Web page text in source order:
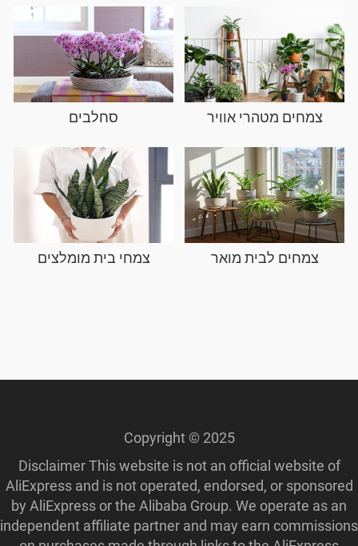
צמחים מטהרי אוויר סחלבים
צמחים לבית מואר צמחי בית מומלצים
Copyright © 2025
Disclaimer This website is not an official website of
AliExpress and is not operated, endorsed, or sponsored
by AliExpress or the Alibaba Group. We operate as an
independent affiliate partner and may earn commissions